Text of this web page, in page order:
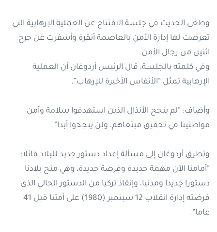
وطغى الحديث في جلسة الافتتاح عن العملية الإرهابية التي
تعرضت لها إدارة الأمن بالعاصمة أنقرة وأسفرت عن جرح
اثنين من رجال الأمن.
وفي كلمته بالجلسة، قال الرئيس أردوغان أن العملية
الإرهابية تمثل “الأنفاس الأخيرة للإرهاب”.
وأضاف: “لم ينجح الأنذال الذين استهدفوا سلامة وأمن
مواطنينا في تحقيق مبتغاهم، ولن ينجحوا أبدا”.
وتطرق أردوغان إلى مسألة إعداد دستور جديد للبلاد قائلا:
“أمامنا الآن مهمة جديدة وفرصة جديدة، وهي منح بلادنا
دستورا جديدا ومدنيا، وإنقاذ تركيا من الدستور الحالي الذي
فرضته إدارة انقلاب 12 سبتمبر (1980) على أمتنا قبل 41
عاما”.